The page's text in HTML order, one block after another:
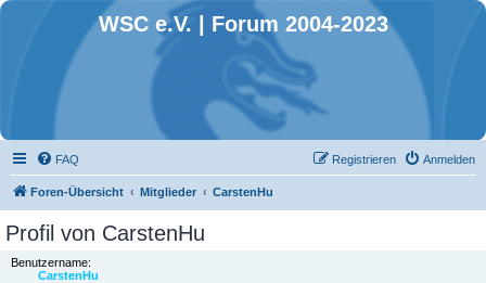
WSC e.V. | Forum 2004-2023
FAQ Anmelden
Registrieren
Foren-Übersicht Mitglieder CarstenHu
Profil von CarstenHu
Benutzername:
CarstenHu